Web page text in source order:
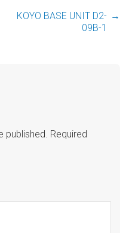
KOYO BASE UNIT D2-
09B-1
→
published. Required